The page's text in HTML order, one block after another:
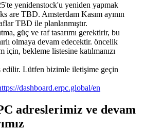
yenidenstock'u yeniden yapmak
are TBD. Amsterdam Kasım ayının
TBD ile planlanmıştır.
güç ve raf tasarımı gerektirir, bu
olmaya devam edecektir. öncelik
bekleme listesine katılmanızı
edilir. Lütfen bizimle iletişime geçin
dashboard.erpc.global/en
adreslerimiz ve devam